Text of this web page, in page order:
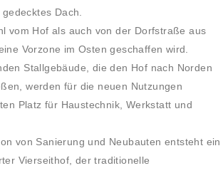
Dach.
vom Hof als auch von der Dorfstraße aus
Vorzone im Osten geschaffen wird.
Stallgebäude, die den Hof nach Norden
werden für die neuen Nutzungen
Platz für Haustechnik, Werkstatt und
von Sanierung und Neubauten entsteht ein
Vierseithof, der traditionelle